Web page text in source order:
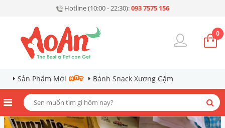
Hotline (10:00 - 22:30):093 7575 156
0
Sản Phẩm Mới Bánh Snack Xương Gặm